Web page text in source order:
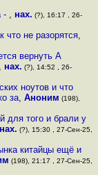
- , нах. (?), 16:17 , 26-
что не разорятся,
вернуть А
, нах. (?), 14:52 , 26-
ноутов и что
за, Аноним (198),
для того и брали у
нах. (?), 15:30 , 27-Сен-25,
китайцы ещё и
(198), 21:17 , 27-Сен-25,